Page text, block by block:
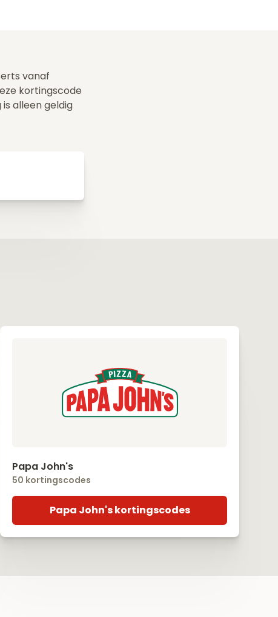
vanaf
kortingscode
is alleen geldig
Papa John's
50 kortingscodes
Papa John's kortingscodes